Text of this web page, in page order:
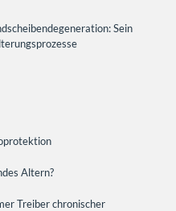
Sein
Altern?
Treiber chronischer